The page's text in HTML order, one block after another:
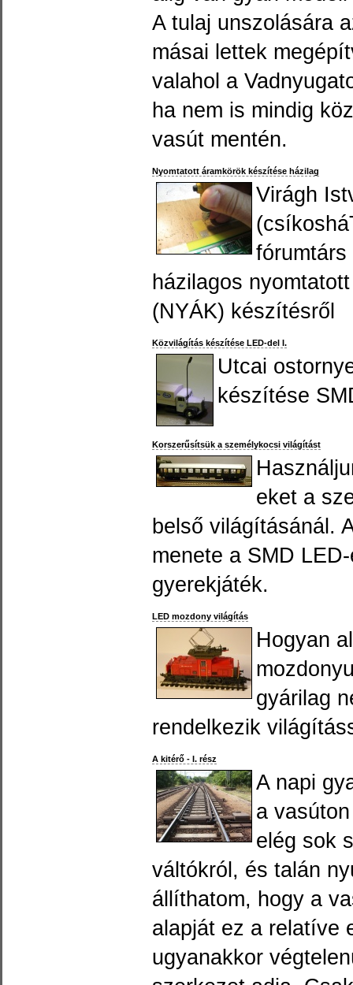
A tulaj unszolására
másai lettek
valahol a
ha nem is mindig
vasút mentén.
Nyomtatott áramkörök készítése házilag
Virágh
házilagos
(NYÁK) készítésről
Közvilágítás készítése LED-del I.
Utcai
készítése
Korszerűsítsük a személykocsi világítást
eket a
belső világításánál.
menete a SMD
gyerekjáték.
LED mozdony világítás
Hogyan
gyárilag
rendelkezik
A kitérő - I. rész
A napi
a
elég sok
váltókról, és talán
állíthatom, hogy a
alapját ez a relatíve
ugyanakkor